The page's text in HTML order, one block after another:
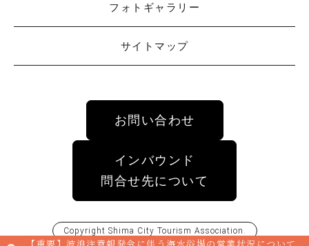
フォトギャラリー
サイトマップ
お問い合わせ
インバウンド
問合せ先について
Copyright Shima City Tourism Association